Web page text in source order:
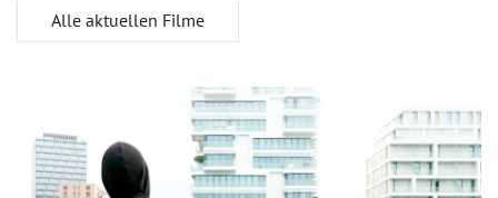
Alle aktuellen Filme